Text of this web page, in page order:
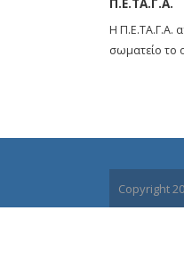
Π.Ε.ΤΑ.Γ.Α.
Η Π.Ε.ΤΑ.Γ.Α.
σωματείο το
Copyright